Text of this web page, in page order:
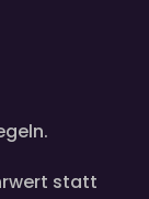
statt